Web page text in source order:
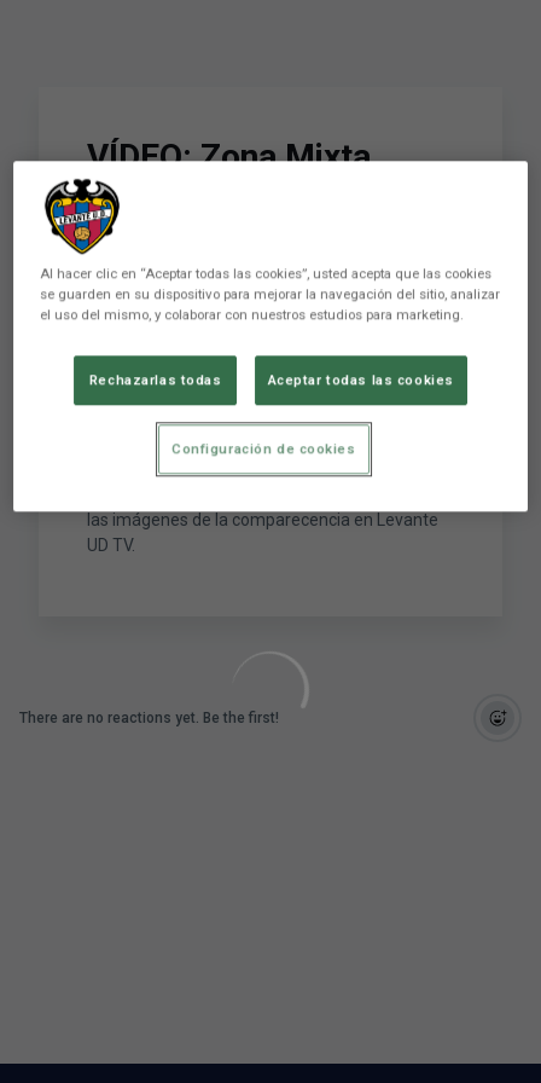
VÍDEO: Zona Mixta
Rubén, Sérgio y Jason
tras el Levante UD 0 –
Sevilla FC 0 // J2 Liga
BBVA
Rubén, Sérgio y Jason han sido los encargados
de comparecer en zona mixta tras el empate a
cero cosechado entre Levante UD y Sevilla FC
las imágenes de la comparecencia en Levante
UD TV.
There are no reactions yet. Be the first!
Al hacer clic en “Aceptar todas las cookies”, usted acepta que las cookies
se guarden en su dispositivo para mejorar la navegación del sitio, analizar
el uso del mismo, y colaborar con nuestros estudios para marketing.
Rechazarlas todas Aceptar todas las cookies
Configuración de cookies